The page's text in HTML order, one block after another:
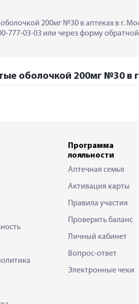
200мг №30 в аптеках в г.
03-03 или через форму обратной
оболочкой 200мг №30 в
Программа
лояльности
Аптечная семья
Активация карты
Правила участия
Проверить баланс
Личный кабинет
Вопрос-ответ
Электронные чеки